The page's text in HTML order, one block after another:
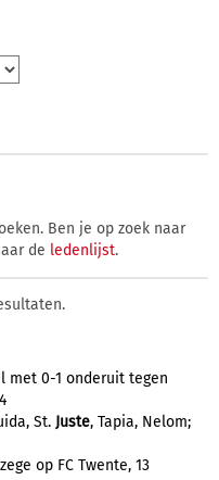
Ben je op zoek naar
de ledenlijst.
met 0-1 onderuit tegen
St. Juste, Tapia, Nelom;
op FC Twente, 13